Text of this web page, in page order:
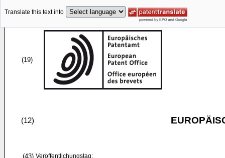
Translate this text into
(19)
(12)
(43) Veröffentlichungstag: